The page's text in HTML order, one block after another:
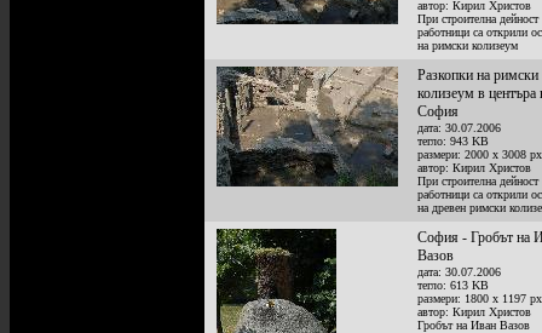
автор: Кирил Христов
При строителна дейност
работници са открили
на римски колизеум
Разкопки на римски
колизеум в центъра
София
дата: 30.07.2006
тегло: 943 KB
размери: 2000 x 3008
автор: Кирил Христов
При строителна дейност
работници са открили
на древен римски
София - Гробът на
Вазов
дата: 30.07.2006
тегло: 613 KB
размери: 1800 x 1197
автор: Кирил Христов
Гробът на Иван Вазов